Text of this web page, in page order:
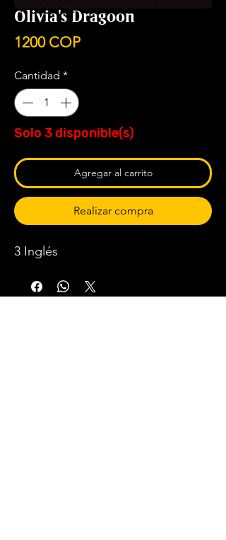
Olivia's Dragoon
1200 COPPrecio
Cantidad *
Solo 3 disponible(s)
Agregar al carrito
Realizar compra
3 Inglés